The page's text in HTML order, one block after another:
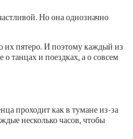
Но она однозначно
их пятеро. И поэтому каждый из
танцах и поездках, а о совсем
проходит как в тумане из-за
несколько часов, чтобы